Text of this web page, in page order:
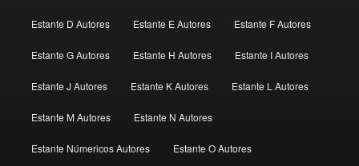
Estante D Autores Estante E Autores Estante F Autores
Estante G Autores Estante H Autores Estante I Autores
Estante J Autores Estante K Autores Estante L Autores
Estante M Autores Estante N Autores
Estante Númericos Autores Estante O Autores